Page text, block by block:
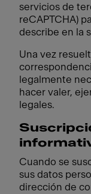
servicios de
reCAPTCHA)
describe en la
Una vez
legalmente
hacer valer,
legales.
Cuando se
sus datos
dirección de